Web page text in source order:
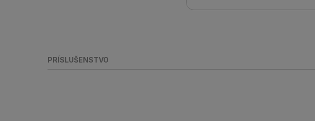
PRÍSLUŠENSTVO